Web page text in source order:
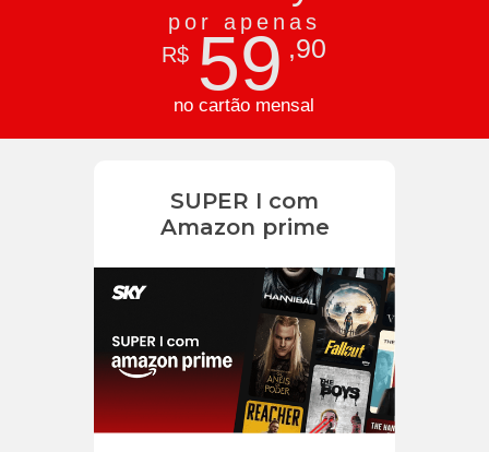
por apenas
R$ 59 ,90
no cartão mensal
SUPER I com
Amazon prime